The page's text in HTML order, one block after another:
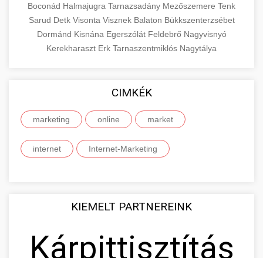
Boconád Halmajugra Tarnazsadány Mezőszemere Tenk
Sarud Detk Visonta Visznek Balaton Bükkszenterzsébet
Dormánd Kisnána Egerszólát Feldebrő Nagyvisnyó
Kerekharaszt Erk Tarnaszentmiklós Nagytálya
CIMKÉK
marketing online market
internet Internet-Marketing
KIEMELT PARTNEREINK
Kárpittisztítás